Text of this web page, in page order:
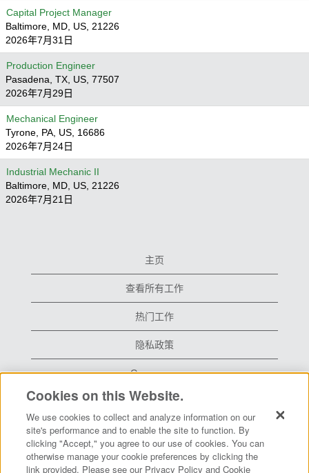
Capital Project Manager
Baltimore, MD, US, 21226
2026年7月31日
Production Engineer
Pasadena, TX, US, 77507
2026年7月29日
Mechanical Engineer
Tyrone, PA, US, 16686
2026年7月24日
Industrial Mechanic II
Baltimore, MD, US, 21226
2026年7月21日
主页
查看所有工作
热门工作
隐私政策
Grace.com
在
新
选
项
在
新
选
项
卡
在
新
选
项
卡
Cookies on this Website.
We use cookies to collect and analyze information on our
site's performance and to enable the site to function. By
clicking "Accept," you agree to our use of cookies. You can
otherwise manage your cookie preferences by clicking the
link provided. Please see our Privacy Policy and Cookie